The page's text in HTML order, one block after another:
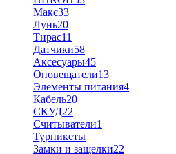
Макс33
Лунь20
Тирас11
Датчики58
Аксесуары45
Оповещатели13
Элементы питания4
Кабель20
СКУД22
Считыватели1
Турникеты
Замки и защелки22